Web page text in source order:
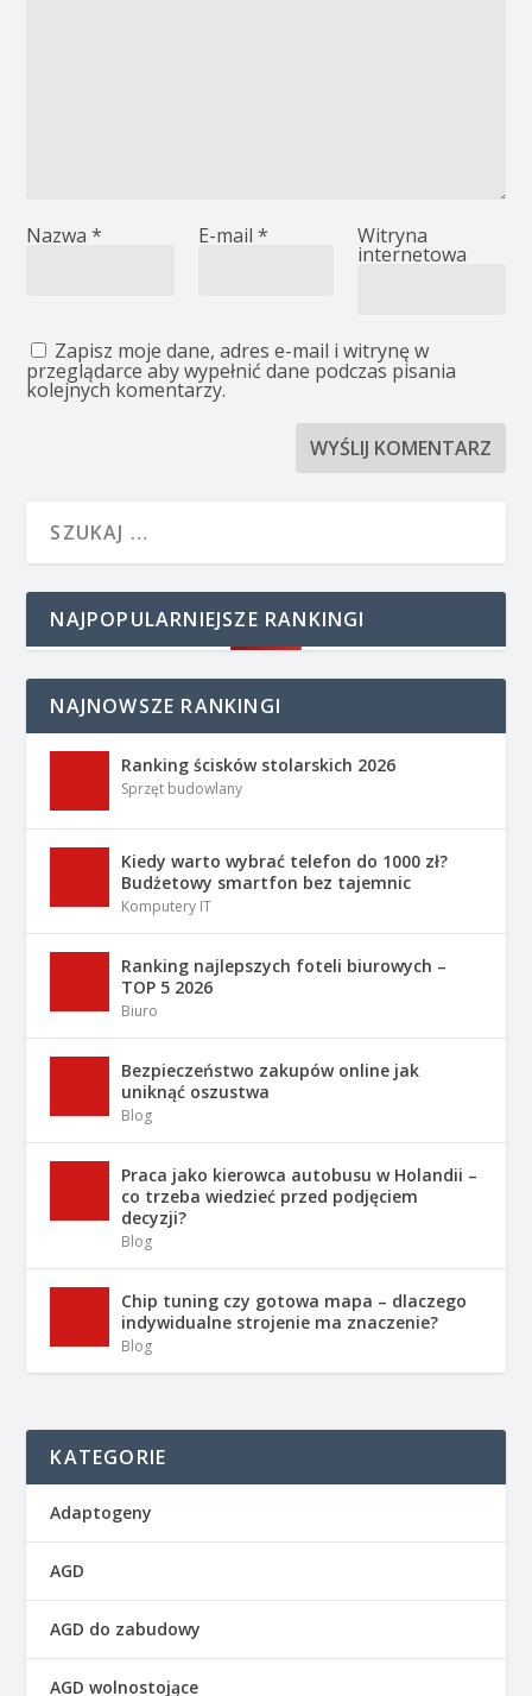
Nazwa* E-mail * Witryna
internetowa
Zapisz moje dane, adres e-mail i witrynę w
przeglądarce aby wypełnić dane podczas pisania
kolejnych komentarzy.
NAJPOPULARNIEJSZE RANKINGI
NAJNOWSZE RANKINGI
Ranking ścisków stolarskich 2026
Sprzęt budowlany
Kiedy warto wybrać telefon do 1000 zł?
Budżetowy smartfon bez tajemnic
Komputery IT
Ranking najlepszych foteli biurowych –
TOP 5 2026
Biuro
Bezpieczeństwo zakupów online jak
uniknąć oszustwa
Blog
Praca jako kierowca autobusu w Holandii –
co trzeba wiedzieć przed podjęciem
decyzji?
Blog
Chip tuning czy gotowa mapa – dlaczego
indywidualne strojenie ma znaczenie?
Blog
KATEGORIE
Adaptogeny
AGD
AGD do zabudowy
AGD wolnostojące